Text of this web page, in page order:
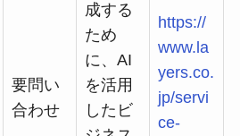
要問い
合わせ
成する
ため
に、AI
を活用
したビ
https://
www.la
yers.co.
jp/servi
ce-